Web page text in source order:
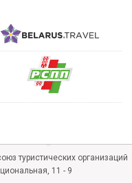
туристических организаций
11 - 9